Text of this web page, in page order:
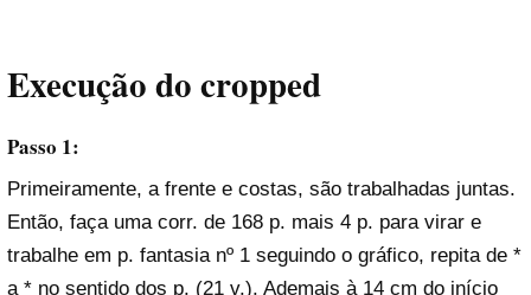
Execuçãodo cropped
Passo 1:
Primeiramente, a frente e costas, são trabalhadas juntas.
Então, faça uma corr. de 168 p. mais 4 p. para virar e
trabalhe em p. fantasia nº 1 seguindo o gráfico, repita de *
a * no sentido dos p. (21 v.). Ademais à 14 cm do início